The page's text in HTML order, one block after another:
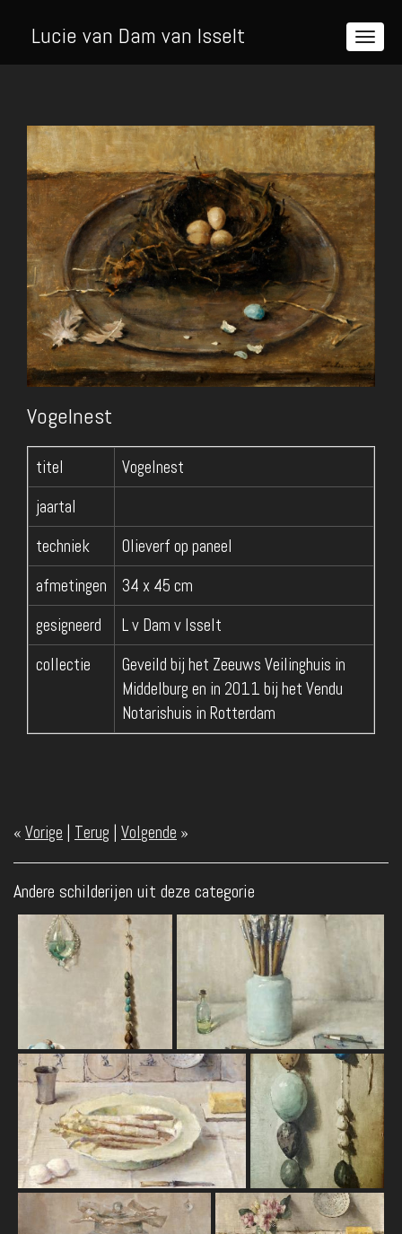
Lucie van Dam van Isselt
Vogelnest
titel
Vogelnest
jaartal
techniek
Olieverf op paneel
afmetingen
34 x 45 cm
gesigneerd
L v Dam v Isselt
collectie
Geveild bij het Zeeuws Veilinghuis in
Middelburg en in 2011 bij het Vendu
Notarishuis in Rotterdam
« Vorige | Terug | Volgende »
Andere schilderijen uit deze categorie